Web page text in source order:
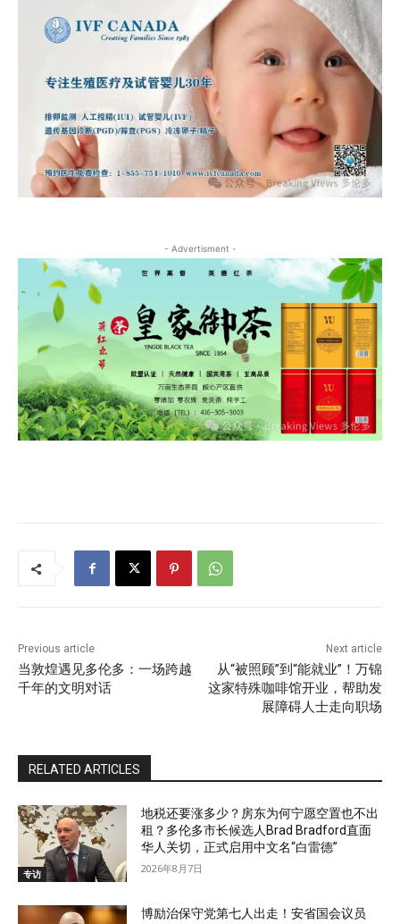
- Advertisment -
Previous article
当敦煌遇见多伦多：一场跨越
千年的文明对话
Next article
从“被照顾”到“能就业”！万锦
这家特殊咖啡馆开业，帮助发
展障碍人士走向职场
RELATED ARTICLES
专访
地税还要涨多少？房东为何宁愿空置也不出
租？多伦多市长候选人Brad Bradford直面
华人关切，正式启用中文名“白雷德”
2026年8月7日
博励治保守党第七人出走！安省国会议员